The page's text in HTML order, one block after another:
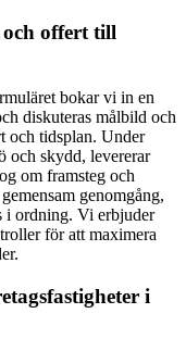
och offert till
bokar vi in en
diskuteras målbild och
och tidsplan. Under
och skydd, levererar
om framsteg och
genomgång,
i ordning. Vi erbjuder
för att maximera
i